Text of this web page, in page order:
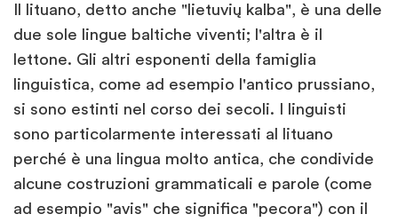
Il lituano, detto anche "lietuvių kalba", è una delle
due sole lingue baltiche viventi; l'altra è il
lettone. Gli altri esponenti della famiglia
linguistica, come ad esempio l'antico prussiano,
si sono estinti nel corso dei secoli. I linguisti
sono particolarmente interessati al lituano
perché è una lingua molto antica, che condivide
alcune costruzioni grammaticali e parole (come
ad esempio "avis" che significa "pecora") con il